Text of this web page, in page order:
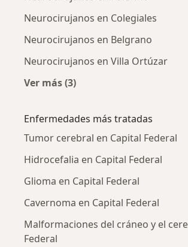
Neurocirujanos en Colegiales
Neurocirujanos en Belgrano
Neurocirujanos en Villa Ortúzar
Ver más (3)
Enfermedades más tratadas
Tumor cerebral en Capital Federal
Hidrocefalia en Capital Federal
Glioma en Capital Federal
Cavernoma en Capital Federal
Malformaciones del cráneo y el
Federal